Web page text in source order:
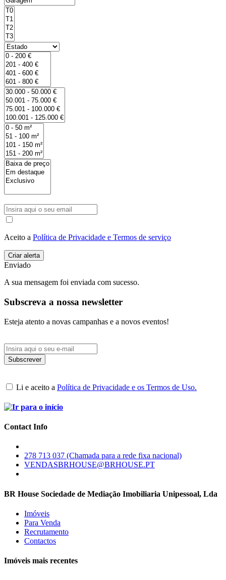
Aceito a Política de Privacidade e Termos de serviço
Enviado
A sua mensagem foi enviada com sucesso.
Subscreva a nossa newsletter
Esteja atento a novas campanhas e a novos eventos!
Li e aceito a Política de Privacidade e os Termos de Uso.
Contact Info
278 713 037 (Chamada para a rede fixa nacional)
VENDASBRHOUSE@BRHOUSE.PT
BR House Sociedade de Mediação Imobiliaria Unipessoal, Lda
Imóveis
Para Venda
Recrutamento
Contactos
Imóveis mais recentes